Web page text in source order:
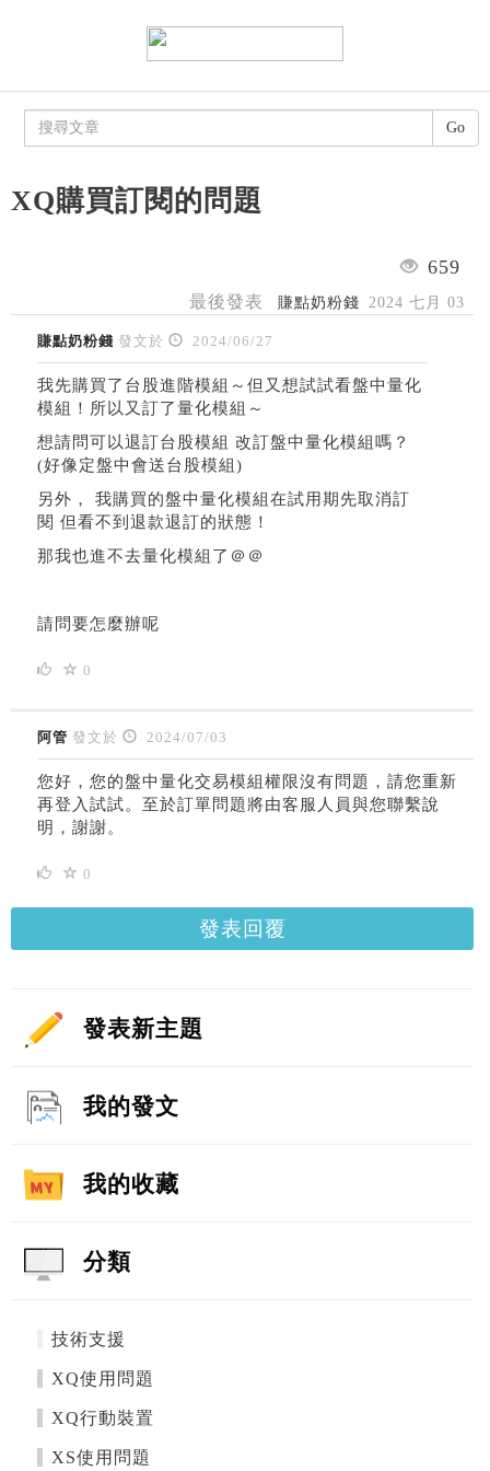
XQ購買訂閱的問題
659
最後發表 賺點奶粉錢 2024 七月 03
賺點奶粉錢 發文於 2024/06/27
我先購買了台股進階模組～但又想試試看盤中量化
模組！所以又訂了量化模組～
想請問可以退訂台股模組 改訂盤中量化模組嗎？
(好像定盤中會送台股模組)
另外， 我購買的盤中量化模組在試用期先取消訂
閱 但看不到退款退訂的狀態！
那我也進不去量化模組了＠＠
請問要怎麼辦呢
0
阿管 發文於 2024/07/03
您好，您的盤中量化交易模組權限沒有問題，請您重新
再登入試試。至於訂單問題將由客服人員與您聯繫說
明，謝謝。
0
發表回覆
Go
發表新主題
我的發文
我的收藏
分類
技術支援
XQ使用問題
XQ行動裝置
XS使用問題